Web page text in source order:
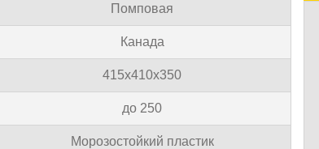
Помповая
Канада
415х410х350
до 250
Морозостойкий пластик